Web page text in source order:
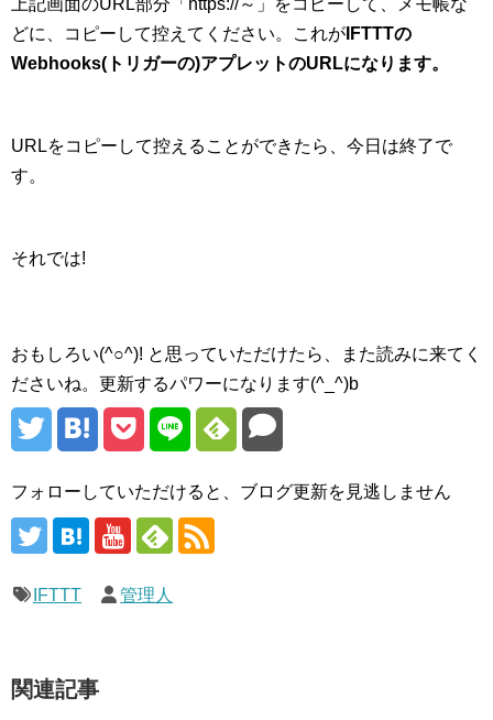
上記画面のURL部分「https://～」をコピーして、メモ帳な
どに、コピーして控えてください。これが IFTTTの
Webhooks(トリガーの)アプレットのURLになります。
URLをコピーして控えることができたら、今日は終了で
す。
それでは!
おもしろい(^○^)! と思っていただけたら、また読みに来てく
ださいね。更新するパワーになります(^_^)b
フォローしていただけると、ブログ更新を見逃しません
IFTTT 管理人
関連記事